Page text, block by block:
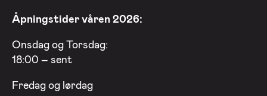
Åpningstider våren 2026:
Onsdag og Torsdag:
18:00 – sent
Fredag og lørdag